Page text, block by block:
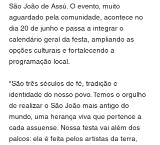
São João de Assú. O evento, muito
aguardado pela comunidade, acontece no
dia 20 de junho e passa a integrar o
calendário geral da festa, ampliando as
opções culturais e fortalecendo a
programação local.
"São três séculos de fé, tradição e
identidade do nosso povo. Temos o orgulho
de realizar o São João mais antigo do
mundo, uma herança viva que pertence a
cada assuense. Nossa festa vai além dos
palcos: ela é feita pelos artistas da terra,